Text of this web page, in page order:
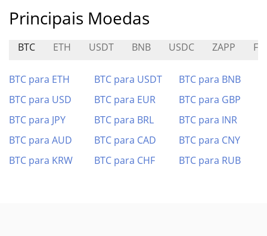
Principais Moedas
BTC ETH USDT BNB USDC ZAPP
BTC para ETH BTC para USDT
BTC para BNB
BTC para USD
BTC para EUR
BTC para GBP
BTC para JPY
BTC para BRL
BTC para INR
BTC para AUD
BTC para CAD
BTC para CNY
BTC para KRW
BTC para CHF BTC para RUB